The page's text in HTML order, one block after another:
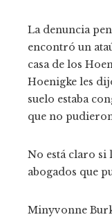
La denuncia
encontró un
casa de los
Hoenigke les
suelo estaba
que no
No está claro si
abogados que
Minyvonne